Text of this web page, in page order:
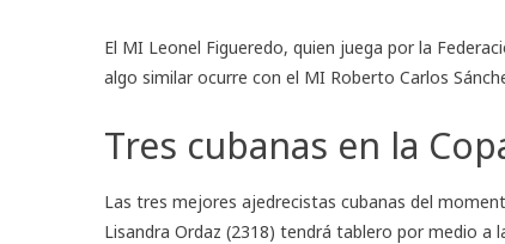
El MI Leonel Figueredo, quien juega por la
algo similar ocurre con el MI Roberto Carlos
Tres cubanas en la
Las tres mejores ajedrecistas cubanas del
Lisandra Ordaz (2318) tendrá tablero por medio a